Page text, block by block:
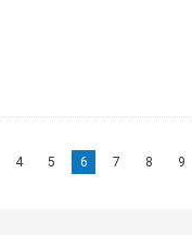
4 5 6 7 8 9